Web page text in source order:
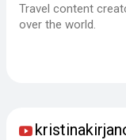
Travel content
over the world.